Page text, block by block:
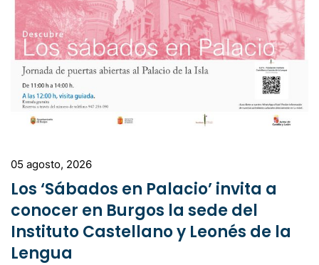
05 agosto, 2026
Los ‘Sábados en Palacio’ invita a
conocer en Burgos la sede del
Instituto Castellano y Leonés de la
Lengua